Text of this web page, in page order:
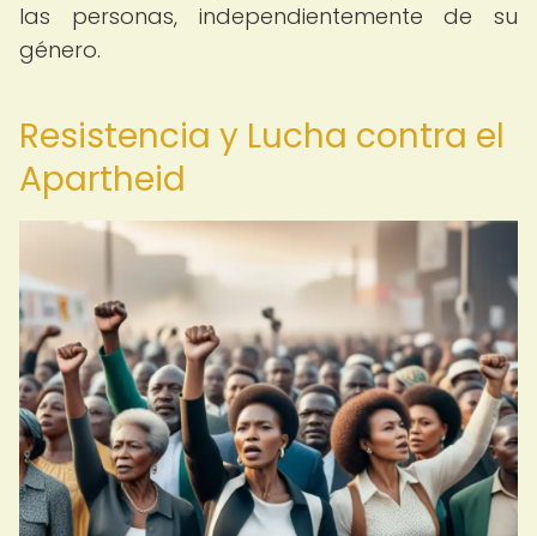
las personas, independientemente de su
género.
Resistencia y Lucha contra el
Apartheid